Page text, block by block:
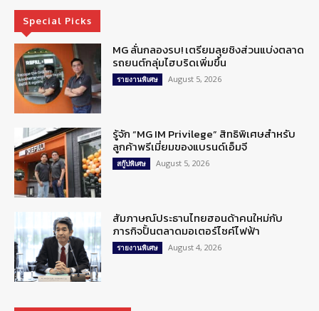
Special Picks
MG ลั่นกลองรบ! เตรียมลุยชิงส่วนแบ่งตลาด
รถยนต์กลุ่มไฮบริดเพิ่มขึ้น
รายงานพิเศษ August 5, 2026
รู้จัก “MG IM Privilege” สิทธิพิเศษสำหรับ
ลูกค้าพรีเมี่ยมของแบรนด์เอ็มจี
สกู๊ปพิเศษ August 5, 2026
สัมภาษณ์ประธานไทยฮอนด้าคนใหม่กับ
ภารกิจปั้นตลาดมอเตอร์ไซค์ไฟฟ้า
รายงานพิเศษ August 4, 2026